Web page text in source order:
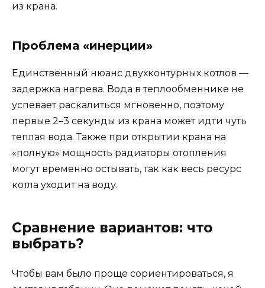
из крана.
Проблема «инерции»
Единственный нюанс двухконтурных котлов —
задержка нагрева. Вода в теплообменнике не
успевает раскалиться мгновенно, поэтому
первые 2–3 секунды из крана может идти чуть
теплая вода. Также при открытии крана на
«полную» мощность радиаторы отопления
могут временно остывать, так как весь ресурс
котла уходит на воду.
Сравнение вариантов: что
выбрать?
Чтобы вам было проще сориентироваться, я